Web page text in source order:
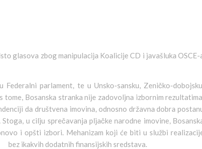
glasova zbog manipulacija Koalicije CD i javašluka OSCE-
parlament, te u Unsko-sansku, Zeničko-dobojsku,
Bosanska stranka nije zadovoljna izbornim rezultatima,
da društvena imovina, odnosno državna dobra
u cilju sprečavanja pljačke narodne imovine,
i opšti izbori. Mehanizam koji će biti u službi
ikakvih dodatnih finansijskih sredstava.